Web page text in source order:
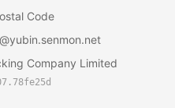
Code
Company Limited